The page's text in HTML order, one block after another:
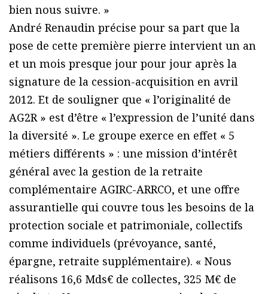
bien nous suivre. »
André Renaudin précise pour sa part que la
pose de cette première pierre intervient un an
et un mois presque jour pour jour après la
signature de la cession-acquisition en avril
2012. Et de souligner que « l’originalité de
AG2R » est d’être « l’expression de l’unité dans
la diversité ». Le groupe exerce en effet « 5
métiers différents » : une mission d’intérêt
général avec la gestion de la retraite
complémentaire AGIRC-ARRCO, et une offre
assurantielle qui couvre tous les besoins de la
protection sociale et patrimoniale, collectifs
comme individuels (prévoyance, santé,
épargne, retraite supplémentaire). « Nous
réalisons 16,6 Mds€ de collectes, 325 M€ de